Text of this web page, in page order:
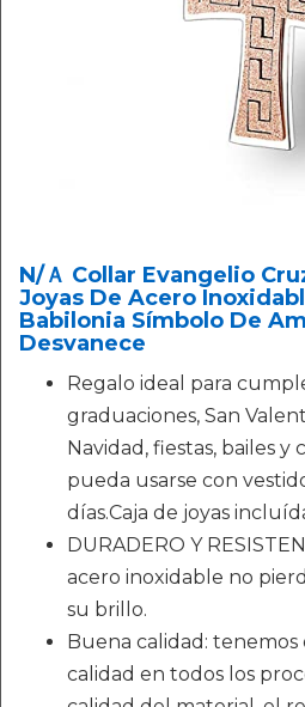
N/Ａ Collar Evangelio
Joyas De Acero
Babilonia Símbolo De
Desvanece
Regalo ideal para
graduaciones, San
Navidad, fiestas, bailes
pueda usarse con
días.Caja de joyas
DURADERO Y
acero inoxidable no
su brillo.
Buena calidad:
calidad en todos los